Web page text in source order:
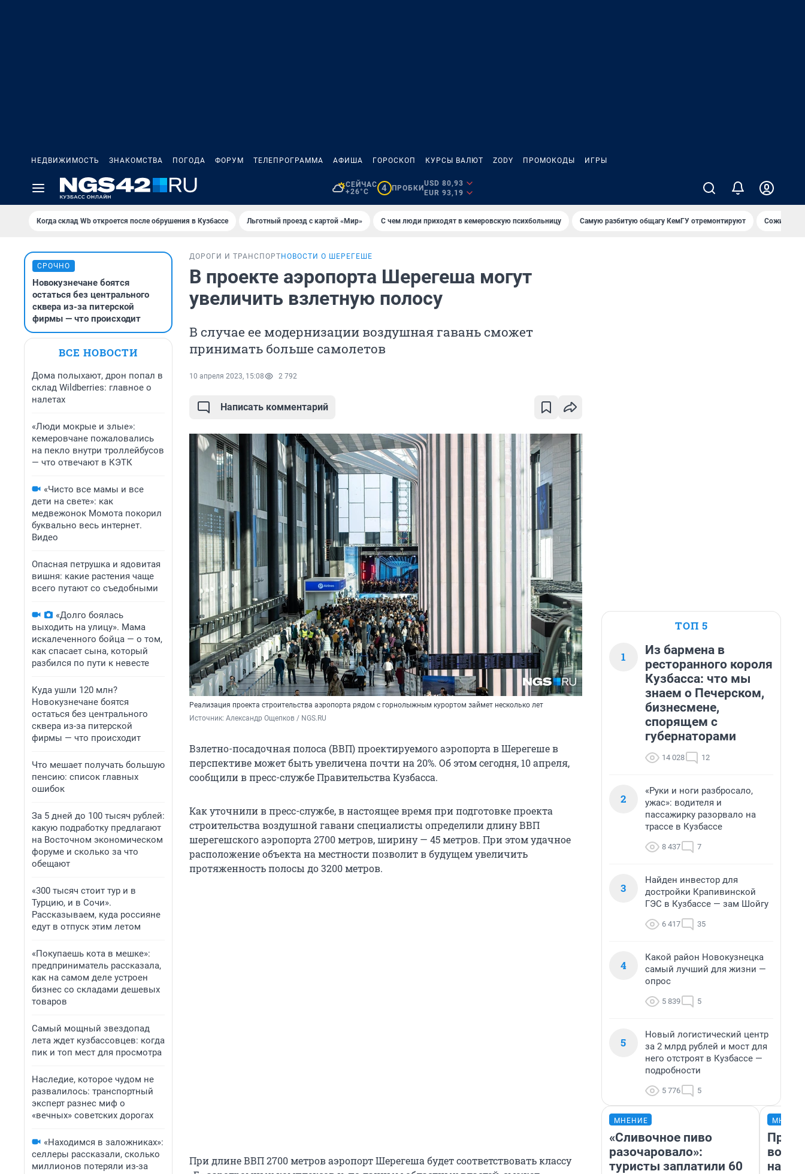
НЕДВИЖИМОСТЬ ЗНАКОМСТВА ПОГОДА ФОРУМ ТЕЛЕПРОГРАММА АФИША ГОРОСКОП КУРСЫ ВАЛЮТ ZODY ПРОМОКОДЫ ИГРЫ
СЕЙЧАС
+26°C
4 ПРОБКИ
USD 80,93
EUR 93,19
Когда склад Wb откроется после обрушения в Кузбассе Льготный проезд с картой «Мир» С чем люди приходят в кемеровскую психбольницу Самую разбитую общагу КемГУ отремонтируют
СРОЧНО
Новокузнечане боятся
остаться без центрального
сквера из-за питерской
фирмы — что происходит
ВСЕ НОВОСТИ
Дома полыхают, дрон попал в
склад Wildberries: главное о
налетах
«Люди мокрые и злые»:
кемеровчане пожаловались
на пекло внутри троллейбусов
— что отвечают в КЭТК
«Чисто все мамы и все
дети на свете»: как
медвежонок Момота покорил
буквально весь интернет.
Видео
Опасная петрушка и ядовитая
вишня: какие растения чаще
всего путают со съедобными
«Долго боялась
выходить на улицу». Мама
искалеченного бойца — о том,
как спасает сына, который
разбился по пути к невесте
Куда ушли 120 млн?
Новокузнечане боятся
остаться без центрального
сквера из-за питерской
фирмы — что происходит
Что мешает получать большую
пенсию: список главных
ошибок
За 5 дней до 100 тысяч рублей:
какую подработку предлагают
на Восточном экономическом
форуме и сколько за что
обещают
«300 тысяч стоит тур и в
Турцию, и в Сочи».
Рассказываем, куда россияне
едут в отпуск этим летом
«Покупаешь кота в мешке»:
предприниматель рассказала,
как на самом деле устроен
бизнес со складами дешевых
товаров
Самый мощный звездопад
лета ждет кузбассовцев: когда
пик и топ мест для просмотра
Наследие, которое чудом не
развалилось: транспортный
эксперт разнес миф о
«вечных» советских дорогах
«Находимся в заложниках»:
селлеры рассказали, сколько
миллионов потеряли из-за
ДОРОГИ И ТРАНСПОРТ НОВОСТИ О ШЕРЕГЕШЕ
В проекте аэропорта Шерегеша могут
увеличить взлетную полосу
В случае ее модернизации воздушная гавань сможет
принимать больше самолетов
10 апреля 2023, 15:08 2 792
Написать комментарий
Реализация проекта строительства аэропорта рядом с горнолыжным курортом займет несколько лет
Источник: Александр Ощепков / NGS.RU
Взлетно-посадочная полоса (ВВП) проектируемого аэропорта в Шерегеше в
перспективе может быть увеличена почти на 20%. Об этом сегодня, 10 апреля,
сообщили в пресс-службе Правительства Кузбасса.
Как уточнили в пресс-службе, в настоящее время при подготовке проекта
строительства воздушной гавани специалисты определили длину ВВП
шерегешского аэропорта 2700 метров, ширину — 45 метров. При этом удачное
расположение объекта на местности позволит в будущем увеличить
протяженность полосы до 3200 метров.
При длине ВВП 2700 метров аэропорт Шерегеша будет соответствовать классу
ТОП 5
1
Из бармена в
ресторанного короля
Кузбасса: что мы
знаем о Печерском,
бизнесмене,
спорящем с
губернаторами
14 028 12
2
«Руки и ноги разбросало,
ужас»: водителя и
пассажирку разорвало на
трассе в Кузбассе
8 437 7
3
Найден инвестор для
достройки Крапивинской
ГЭС в Кузбассе — зам Шойгу
6 417 35
4
Какой район Новокузнецка
самый лучший для жизни —
опрос
5 839 5
5
Новый логистический центр
за 2 млрд рублей и мост для
него отстроят в Кузбассе —
подробности
5 776 5
МНЕНИЕ
«Сливочное пиво
разочаровало»:
туристы заплатили 60
нам